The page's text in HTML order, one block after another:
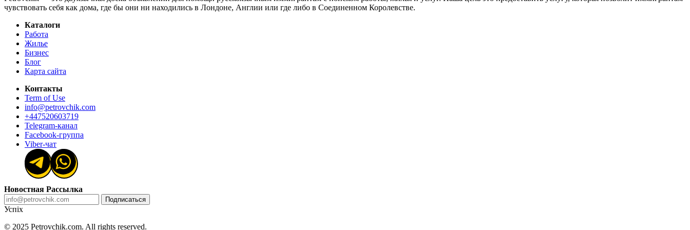
чувствовать себя как дома, где бы они ни находились в Лондоне, Англии или где либо в Соединенном Королевстве.
Каталоги
Работа
Жилье
Бизнес
Блог
Карта сайта
Контакты
Term of Use
info@petrovchik.com
+447520603719
Telegram-канал
Facebook-группа
Viber-чат
Новостная Рассылка
Подписаться
Успіх
© 2025 Petrovchik.com. All rights reserved.